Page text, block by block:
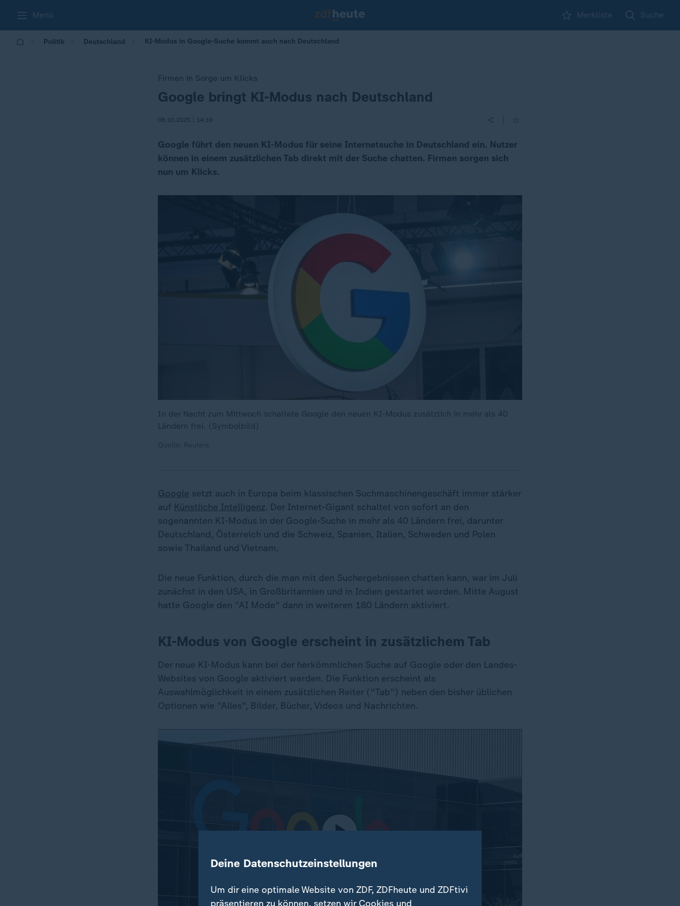
Menü Merkliste Suche
Politik Deutschland KI-Modus in Google-Suche kommt auch nach Deutschland
Firmen in Sorge um Klicks
:
Google bringt KI-Modus nach Deutschland
08.10.2025 | 14:19
Google führt den neuen KI-Modus für seine Internetsuche in Deutschland ein. Nutzer
können in einem zusätzlichen Tab direkt mit der Suche chatten. Firmen sorgen sich
nun um Klicks.
In der Nacht zum Mittwoch schaltete Google den neuen KI-Modus zusätzlich in mehr als 40
Ländern frei. (Symbolbild)
Google setzt auch in Europa beim klassischen Suchmaschinengeschäft immer stärker
auf Künstliche Intelligenz. Der Internet-Gigant schaltet von sofort an den
sogenannten KI-Modus in der Google-Suche in mehr als 40 Ländern frei, darunter
Deutschland, Österreich und die Schweiz, Spanien, Italien, Schweden und Polen
sowie Thailand und Vietnam.
Die neue Funktion, durch die man mit den Suchergebnissen chatten kann, war im Juli
zunächst in den USA, in Großbritannien und in Indien gestartet worden. Mitte August
hatte Google den "AI Mode" dann in weiteren 180 Ländern aktiviert.
KI-Modus von Google erscheint in zusätzlichem Tab
Der neue KI-Modus kann bei der herkömmlichen Suche auf Google oder den Landes-
Websites von Google aktiviert werden. Die Funktion erscheint als
Auswahlmöglichkeit in einem zusätzlichen Reiter ("Tab") neben den bisher üblichen
Optionen wie "Alles", Bilder, Bücher, Videos und Nachrichten.
Deine Datenschutzeinstellungen
Um dir eine optimale Website von ZDF, ZDFheute und ZDFtivi
präsentieren zu können, setzen wir Cookies und